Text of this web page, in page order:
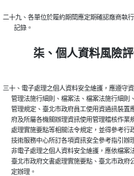
二十九、各單位於履約期間應定期確認廠商執
柒、個人資料風險
三十、電子處理之個人資料安全維護，應遵守
管理法施行細則、檔案法、檔案法施行細
管理規定、臺北市政府員工使用資通訊裝
府及所屬各機關辦理資訊使用管理稽核作
處理實施要點等相關法令規定，並得參考
技術服務中心所訂各項資訊安全參考指引辦
非電子處理之個人資料安全維護，應依檔案
臺北市政府文書處理實施要點、臺北市政
      定辦理。